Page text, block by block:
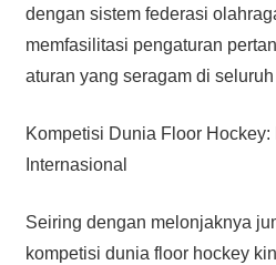
dengan sistem federasi
memfasilitasi pengaturan
aturan yang seragam di
Kompetisi Dunia Floor
Internasional
Seiring dengan melonjaknya
kompetisi dunia floor hockey